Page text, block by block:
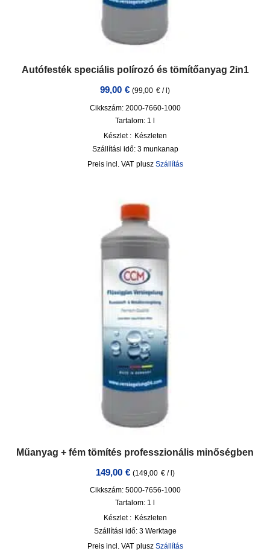
Autófesték speciális polírozó és tömítőanyag 2in1
99,00 € (99,00 € / )
Cikkszám: 2000-7660-1000
Tartalom: 1 l
Készlet : Készleten
Szállítási idő: 3 munkanap
incl. VAT plusz Szállítás
Műanyag + fém tömítés professzionális minőségben
149,00 € (149,00 €/l)
Cikkszám: 5000-7656-1000
Tartalom: 1
Készlet : Készleten
Szállítási idő: 3 Werktage
incl. VAT plusz Szállítás